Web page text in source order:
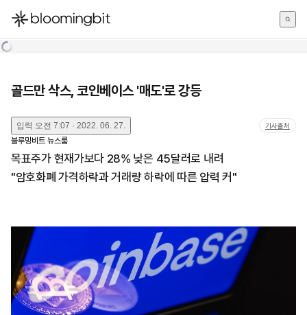
한국어
골드만 삭스, 코인베이스 '매도'로 강등
입력 오전 7:07 · 2022. 06. 27. 기사출처
블루밍비트 뉴스룸
목표주가 현재가보다 28% 낮은 45달러로 내려
"암호화폐 가격하락과 거래량 하락에 따른 압력 커"